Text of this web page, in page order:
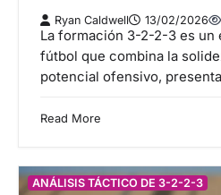
Ryan Caldwell 13/02/2026
La formación 3-2-2-3 es un
fútbol que combina la
potencial ofensivo,
Read More
ANÁLISIS TÁCTICO DE 3-2-2-3